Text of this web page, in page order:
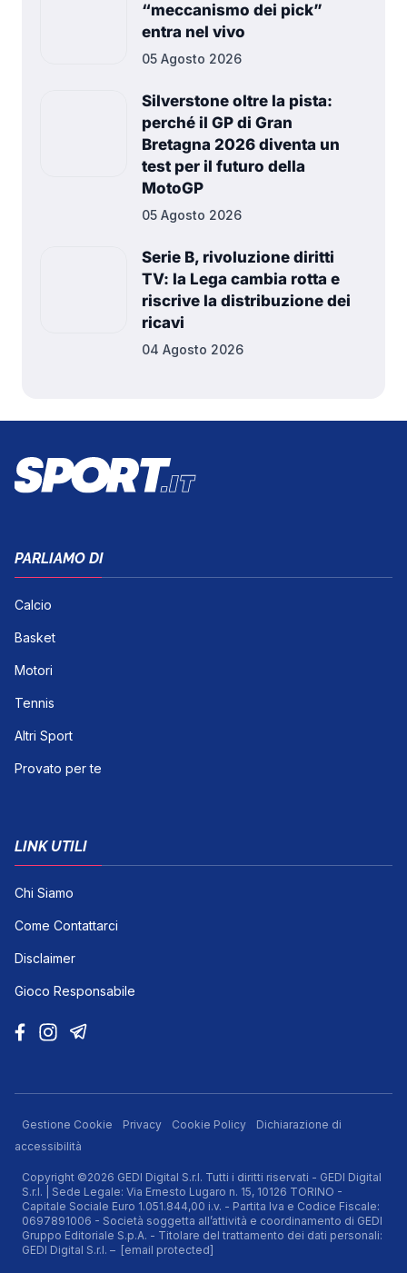
“meccanismo dei pick”
entra nel vivo
05 Agosto 2026
Silverstone oltre la pista:
perché il GP di Gran
Bretagna 2026 diventa un
test per il futuro della
MotoGP
05 Agosto 2026
Serie B, rivoluzione diritti
TV: la Lega cambia rotta e
riscrive la distribuzione dei
ricavi
04 Agosto 2026
PARLIAMO DI
Calcio
Basket
Motori
Tennis
Altri Sport
Provato per te
LINK UTILI
Chi Siamo
Come Contattarci
Disclaimer
Gioco Responsabile
Gestione Cookie Privacy Cookie Policy
Dichiarazione di
accessibilità
Copyright ©2026 GEDI Digital S.r.l. Tutti i diritti riservati - GEDI Digital
S.r.l. | Sede Legale: Via Ernesto Lugaro n. 15, 10126 TORINO -
Capitale Sociale Euro 1.051.844,00 i.v. - Partita Iva e Codice Fiscale:
0697891006 - Società soggetta all’attività e coordinamento di GEDI
Gruppo Editoriale S.p.A. - Titolare del trattamento dei dati personali:
GEDI Digital S.r.l. – [email protected]